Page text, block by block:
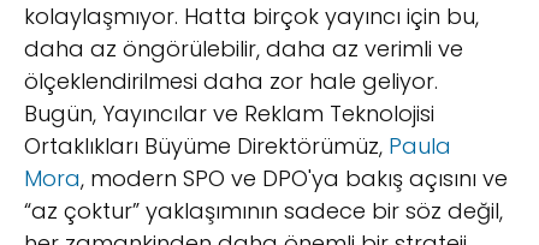
kolaylaşmıyor. Hatta birçok yayıncı için bu,
daha az öngörülebilir, daha az verimli ve
ölçeklendirilmesi daha zor hale geliyor.
Bugün, Yayıncılar ve Reklam Teknolojisi
Ortaklıkları Büyüme Direktörümüz, Paula
Mora, modern SPO ve DPO'ya bakış açısını ve
“az çoktur” yaklaşımının sadece bir söz değil,